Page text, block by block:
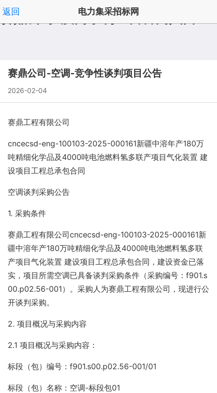
赛鼎公司-澳门永利皇宫官网入口
返回 电力集采招标网
赛鼎公司-空调-竞争性谈判项目公告
2026-02-04
赛鼎工程有限公司
cncecsd-eng-100103-2025-000161新疆中溶年产180万
吨精细化学品及4000吨电池燃料氢多联产项目气化装置 建
设项目工程总承包合同
空调谈判采购公告
1. 采购条件
赛鼎工程有限公司cncecsd-eng-100103-2025-000161新
疆中溶年产180万吨精细化学品及4000吨电池燃料氢多联
产项目气化装置 建设项目工程总承包合同，建设资金已落
实，项目所需空调已具备谈判采购条件（采购编号：f901.s
00.p02.56-001）。采购人为赛鼎工程有限公司，现进行公
开谈判采购。
2. 项目概况与采购内容
2.1 项目概况与采购内容：
标段（包）编号：f901.s00.p02.56-001/01
标段（包）名称：空调-标段包01